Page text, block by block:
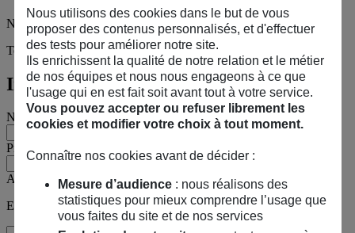
Ne plus jeter, réparer
Tous les champs sont obligatoires, sauf mention contraire.
Informations personnelles
Nom
Prénom
Adresse e-mail
Exemple : jean@maif.fr
Nous utilisons des cookies dans le but de vous
proposer des contenus personnalisés, et d'effectuer
des tests pour améliorer notre site.
Ils enrichissent la qualité de notre relation et le métier
de nos équipes et nous nous engageons à ce que
l'usage qui en est fait soit avant tout à votre service.
Vous pouvez accepter ou refuser librement les
cookies et modifier votre choix à tout moment.
Connaître nos cookies avant de décider :
Mesure d’audience: nous réalisons des
statistiques pour mieux comprendre l’usage que
vous faites du site et de nos services